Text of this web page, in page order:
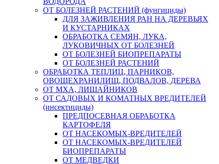
ОТ БОЛЕЗНЕЙ РАСТЕНИЙ (фунгициды)
ДЛЯ ЗАЖИВЛЕНИЯ РАН НА ДЕРЕВЬЯХ
И КУСТАРНИКАХ
ОБРАБОТКА СЕМЯН, ЛУКА,
ЛУКОВИЧНЫХ ОТ БОЛЕЗНЕЙ
ОТ БОЛЕЗНЕЙ БИОПРЕПАРАТЫ
ОТ БОЛЕЗНЕЙ РАСТЕНИЙ
ОБРАБОТКА ТЕПЛИЦ, ПАРНИКОВ,
ОВОЩЕХРАНИЛИЩ, ПОДВАЛОВ, ДЕРЕВА
ОТ МХА, ЛИШАЙНИКОВ
ОТ САДОВЫХ И КОМАТНЫХ ВРЕДИТЕЛЕЙ
(инсектициды)
ПРЕДПОСЕВНАЯ ОБРАБОТКА
КАРТОФЕЛЯ
ОТ НАСЕКОМЫХ-ВРЕДИТЕЛЕЙ
ОТ НАСЕКОМЫХ-ВРЕДИТЕЛЕЙ
БИОПРЕПАРАТЫ
ОТ МЕДВЕДКИ